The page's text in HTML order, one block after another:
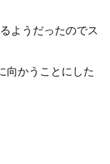
ようだったのでス
向かうことにした